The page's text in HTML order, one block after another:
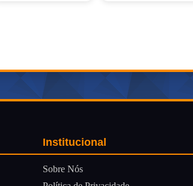
Institucional
Sobre Nós